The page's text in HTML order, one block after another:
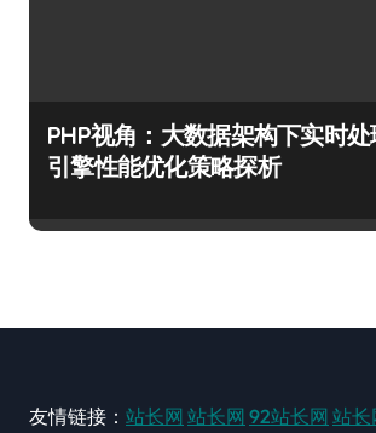
PHP视角：大数据架构下实时处
引擎性能优化策略探析
友情链接： 站长网 站长网 92站长网 站长